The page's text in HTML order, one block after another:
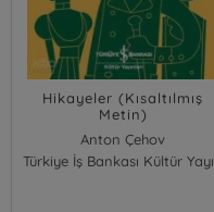
Hikayeler (Kısaltılmış
Metin)
Anton Çehov